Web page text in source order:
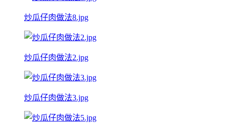
炒瓜仔肉做法8.jpg
炒瓜仔肉做法2.jpg
炒瓜仔肉做法3.jpg